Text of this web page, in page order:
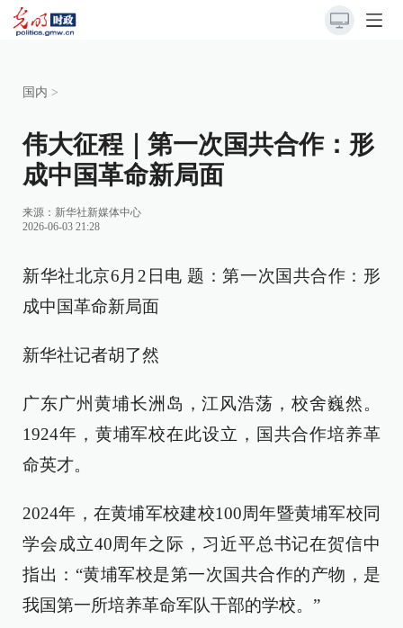
国内 >
伟大征程｜第一次国共合作：形
成中国革命新局面
来源： 新华社新媒体中心
2026-06-03 21:28
新华社北京6月2日电 题：第一次国共合作：形
成中国革命新局面
新华社记者胡了然
广东广州黄埔长洲岛，江风浩荡，校舍巍然。
1924年，黄埔军校在此设立，国共合作培养革
命英才。
2024年，在黄埔军校建校100周年暨黄埔军校同
学会成立40周年之际，习近平总书记在贺信中
指出：“黄埔军校是第一次国共合作的产物，是
我国第一所培养革命军队干部的学校。”